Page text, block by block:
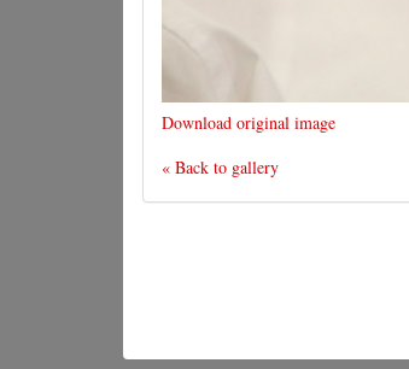
Download original image
« Back to gallery